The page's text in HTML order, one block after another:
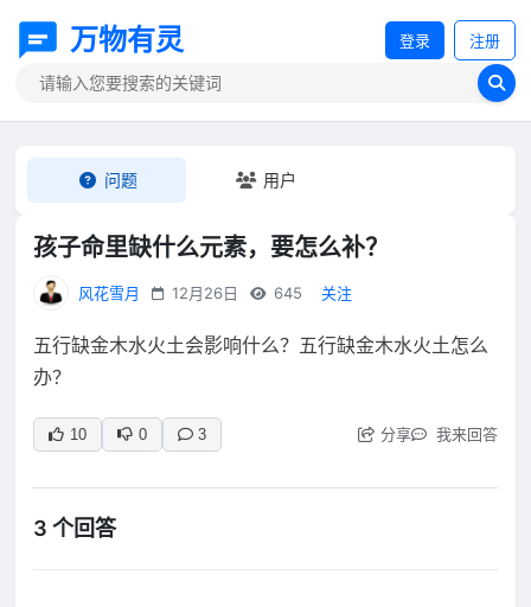
万物有灵 登录 注册
问题 用户
孩子命里缺什么元素，要怎么补？
风花雪月 12月26日 645 关注
五行缺金木水火土会影响什么？五行缺金木水火土怎么
办？
10 0 3 分享 我来回答
3 个回答